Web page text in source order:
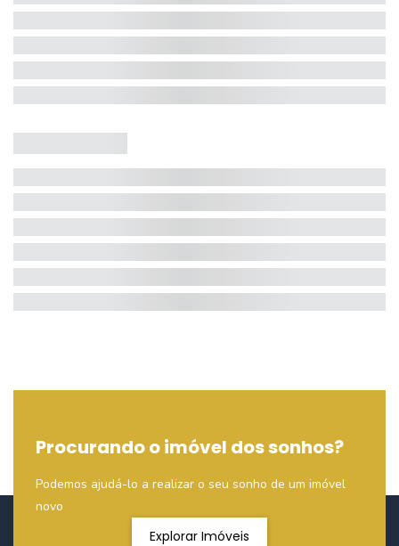
Procurando o imóvel dos sonhos?
Podemos ajudá-lo a realizar o seu sonho de um imóvel
novo
Explorar Imóveis